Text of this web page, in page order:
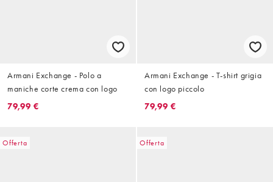
Armani Exchange - Polo a
maniche corte crema con logo
79,99 €
Armani Exchange - T-shirt grigia
con logo piccolo
79,99 €
Offerta Offerta